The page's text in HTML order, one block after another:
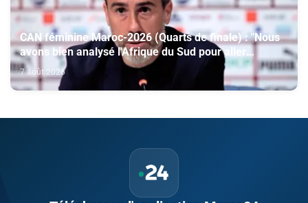
CAN féminine Maroc-2026 (Quarts de finale) : "Nous
avons bien analysé l'Afrique du Sud pour aller
chercher la victoire" (Jorge Vilda)
7 août 2026